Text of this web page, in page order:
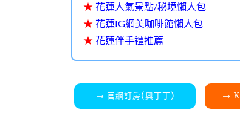
★ 花蓮人氣景點/秘境懶人包
★ 花蓮IG網美咖啡館懶人包
★ 花蓮伴手禮推薦
→ 官網訂房(奧丁丁) →